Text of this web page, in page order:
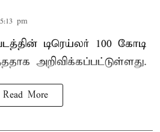
pm
டிரெய்லர் 100 கோடி
அறிவிக்கப்பட்டுள்ளது.
Read More